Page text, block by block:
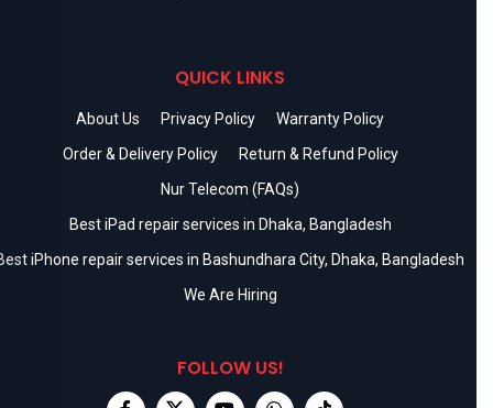
QUICK LINKS
About Us Privacy Policy
Warranty Policy
Order & Delivery Policy
Return & Refund Policy
Nur Telecom (FAQs)
Best iPad repair services in Dhaka, Bangladesh
iPhone repair services in Bashundhara City, Dhaka, Bangladesh
We Are Hiring
FOLLOW US!